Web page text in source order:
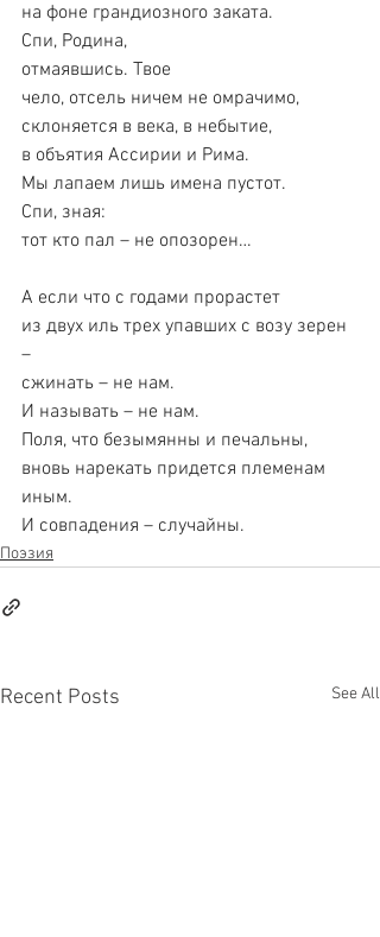
на фоне грандиозного заката.
Спи, Родина,
отмаявшись. Твое
чело, отсель ничем не омрачимо,
склоняется в века, в небытие,
в объятия Ассирии и Рима.
Мы лапаем лишь имена пустот.
Спи, зная:
тот кто пал – не опозорен…
А если что с годами прорастет
из двух иль трех упавших с возу зерен
–
сжинать – не нам.
И называть – не нам.
Поля, что безымянны и печальны,
вновь нарекать придется племенам
иным.
И совпадения – случайны.
Поэзия
Recent Posts See All